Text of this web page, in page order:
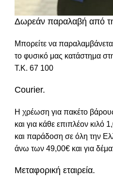
Δωρεάν παραλαβή από
Μπορείτε να
το φυσικό μας κατάστημα
Τ.Κ. 67 100
Courier.
Η χρέωση για πακέτο
και για κάθε επιπλέον
και παράδοση σε όλη την
άνω των 49,00€ και για
Μεταφορική εταιρεία.